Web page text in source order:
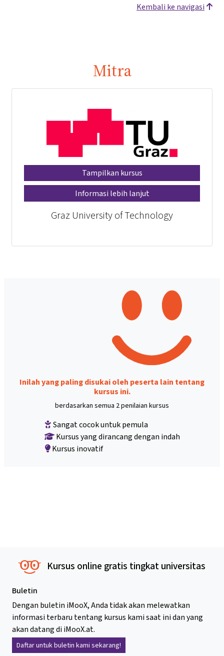
Kembali ke navigasi
Mitra
Tampilkan kursus
Informasi lebih lanjut
Graz University of Technology
Inilah yang paling disukai oleh peserta lain tentang
kursus ini.
berdasarkan semua 2 penilaian kursus
Sangat cocok untuk pemula
Kursus yang dirancang dengan indah
Kursus inovatif
Kursus online gratis tingkat universitas
Buletin
Dengan buletin iMooX, Anda tidak akan melewatkan
informasi terbaru tentang kursus kami saat ini dan yang
akan datang di iMooX.at.
Daftar untuk buletin kami sekarang!